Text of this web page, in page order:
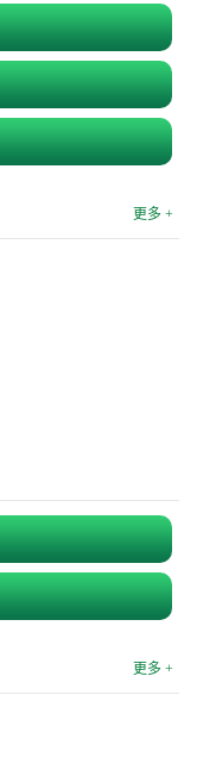
更多 +
更多 +